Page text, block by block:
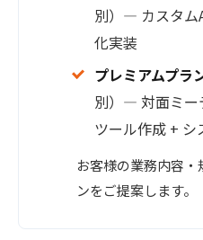
別）— カスタム
化実装
プレミアムプラ
別）— 対面ミー
ツール作成 + シ
お客様の業務内容
ンをご提案します。